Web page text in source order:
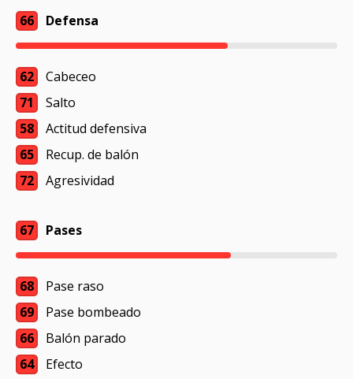
66 Defensa
62
Cabeceo
71
Salto
58
Actitud defensiva
65
Recup. de balón
72
Agresividad
67 Pases
68
Pase raso
69
Pase bombeado
66
Balón parado
64
Efecto